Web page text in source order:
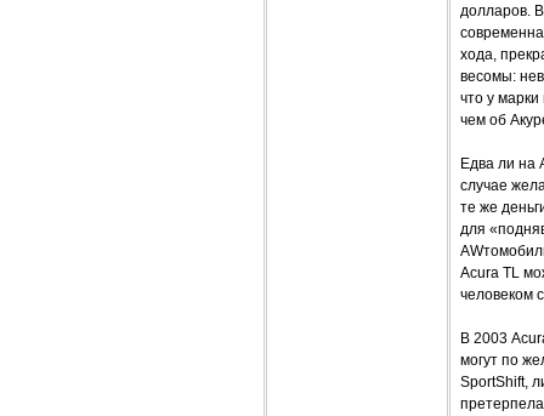
долларов.
хода,
весомы:
что у
чем об
Едва ли на
случае
те же
для
Acura TL
человеком
В 2003
могут по
SportShift,